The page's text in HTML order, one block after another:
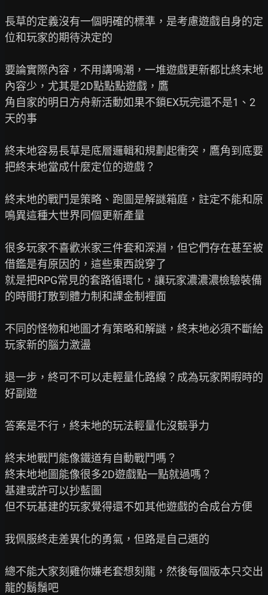
長草的定義沒有一個明確的標準，是考慮遊戲自身的定
位和玩家的期待決定的
要論實際內容，不用講鳴潮，一堆遊戲更新都比終末地
內容少，尤其是2D點點點遊戲，鷹
角自家的明日方舟新活動如果不鎖EX玩完還不是1、2
天的事
終末地容易長草是底層邏輯和規劃起衝突，鷹角到底要
把終末地當成什麼定位的遊戲？
終末地的戰鬥是策略、跑圖是解謎箱庭，註定不能和原
鳴異這種大世界同個更新產量
很多玩家不喜歡米家三件套和深淵，但它們存在甚至被
借鑑是有原因的，這些東西說穿了
就是把RPG常見的套路循環化，讓玩家濃濃濃檢驗裝備
的時間打散到體力制和課金制裡面
不同的怪物和地圖才有策略和解謎，終末地必須不斷給
玩家新的腦力激盪
退一步，終可不可以走輕量化路線？成為玩家閑暇時的
好副遊
答案是不行，終末地的玩法輕量化沒競爭力
終末地戰鬥能像鐵道有自動戰鬥嗎？
終末地地圖能像很多2D遊戲點一點就過嗎？
基建或許可以抄藍圖
但不玩基建的玩家覺得還不如其他遊戲的合成台方便
我佩服終走差異化的勇氣，但路是自己選的
總不能大家刻雞你嫌老套想刻龍，然後每個版本只交出
龍的鬍鬚吧